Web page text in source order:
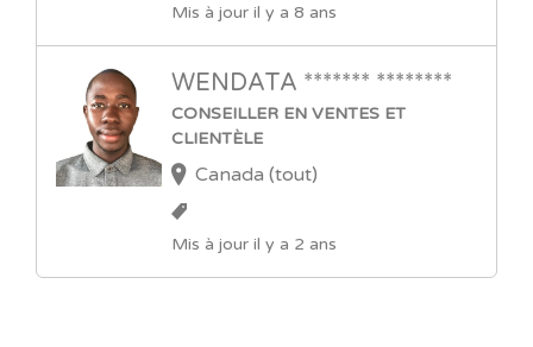
Mis à jour il y a 8 ans
WENDATA ******* ********
CONSEILLER EN VENTES ET
CLIENTÈLE
Canada (tout)
Mis à jour il y a 2 ans